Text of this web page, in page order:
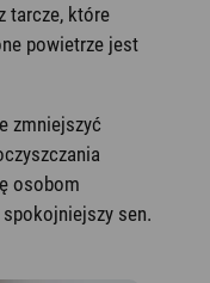
tarcze, które
powietrze jest
zmniejszyć
osobom
sen.